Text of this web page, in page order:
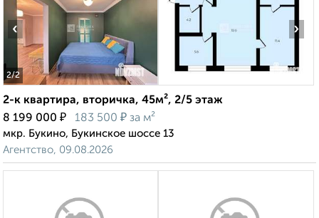
2/2
‹ ›
2-к квартира, вторичка, 45м², 2/5 этаж
8 199 000 ₽ 183 500 ₽ за м²
мкр. Букино, Букинское шоссе 13
Агентство, 09.08.2026